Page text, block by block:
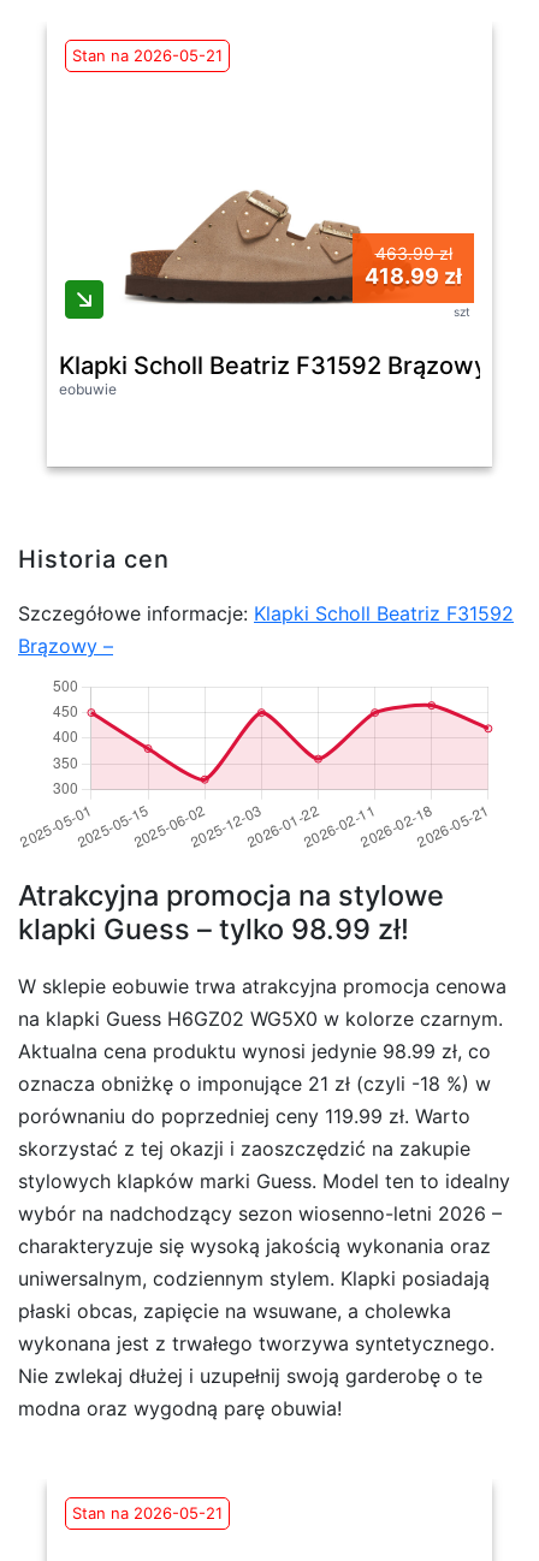
Stan na 2026-05-21
463.99 zł
418.99 zł
szt
Klapki Scholl Beatriz F31592 Brązowy -
eobuwie
Historia cen
Szczegółowe informacje: Klapki Scholl Beatriz F31592
Brązowy –
Atrakcyjna promocja na stylowe
klapki Guess – tylko 98.99 zł!
W sklepie eobuwie trwa atrakcyjna promocja cenowa
na klapki Guess H6GZ02 WG5X0 w kolorze czarnym.
Aktualna cena produktu wynosi jedynie 98.99 zł, co
oznacza obniżkę o imponujące 21 zł (czyli -18 %) w
porównaniu do poprzedniej ceny 119.99 zł. Warto
skorzystać z tej okazji i zaoszczędzić na zakupie
stylowych klapków marki Guess. Model ten to idealny
wybór na nadchodzący sezon wiosenno-letni 2026 –
charakteryzuje się wysoką jakością wykonania oraz
uniwersalnym, codziennym stylem. Klapki posiadają
płaski obcas, zapięcie na wsuwane, a cholewka
wykonana jest z trwałego tworzywa syntetycznego.
Nie zwlekaj dłużej i uzupełnij swoją garderobę o te
modna oraz wygodną parę obuwia!
Stan na 2026-05-21